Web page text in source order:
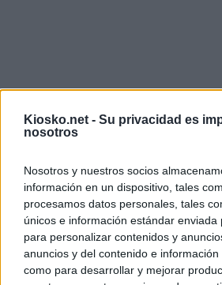
Kiosko.net - Su privacidad es
nosotros
Nosotros y nuestros socios
información en un dispositivo, tales
procesamos datos personales, tales
únicos e información estándar enviada
para personalizar contenidos y
anuncios y del contenido e
como para desarrollar y mejorar
© Kiosko.net Aviso Legal Privacidad y